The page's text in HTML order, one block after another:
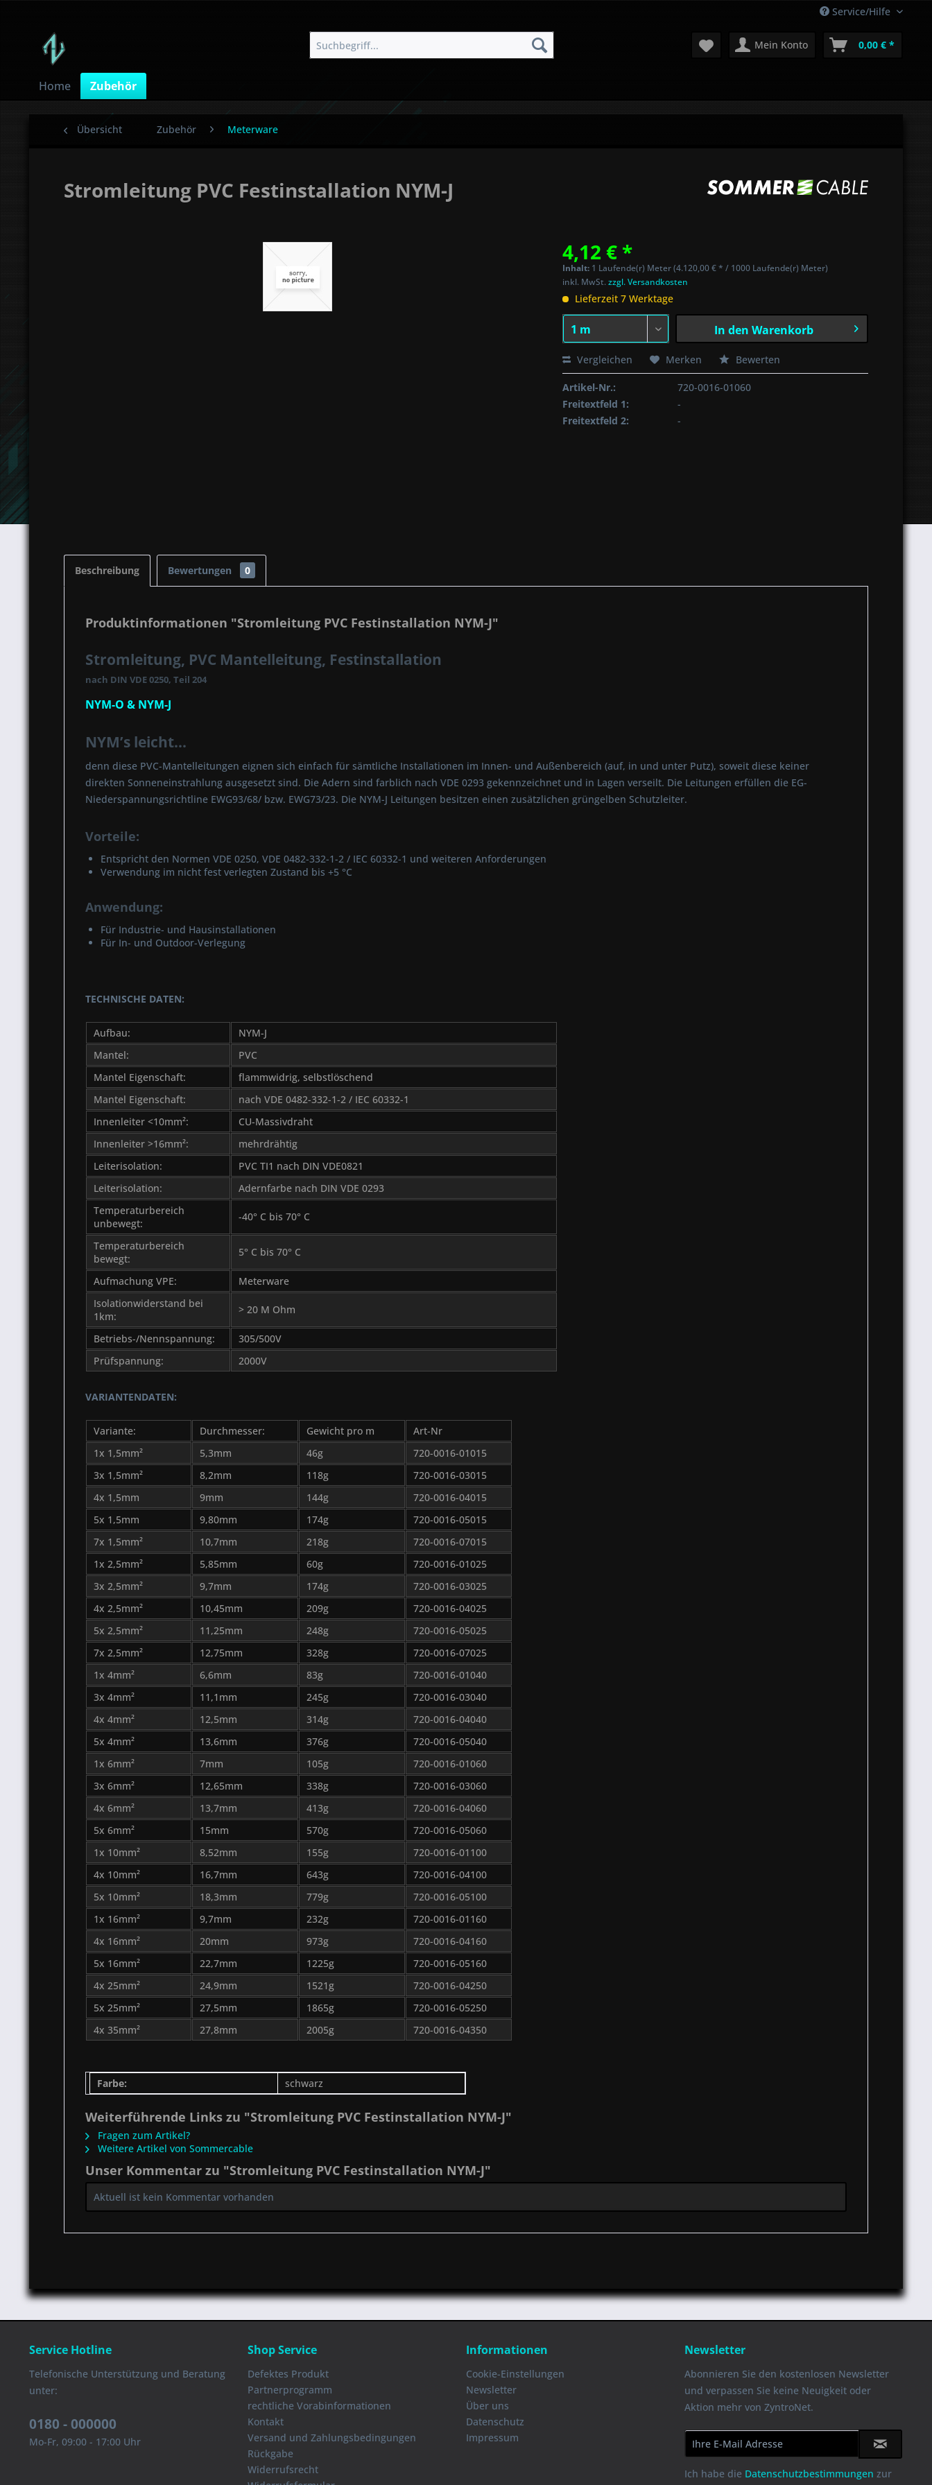
Service/Hilfe
Mein Konto 0,00 € *
Home Zubehör
Übersicht Zubehör Meterware
Stromleitung PVC Festinstallation NYM-J
4,12 € *
Inhalt: 1 Laufende(r) Meter (4.120,00 € * / 1000 Laufende(r) Meter)
inkl. MwSt.zzgl. Versandkosten
Lieferzeit 7 Werktage
In den Warenkorb
Vergleichen Merken Bewerten
Artikel-Nr.:
720-0016-01060
Freitextfeld 1:
-
Freitextfeld 2:
-
Beschreibung Bewertungen 0
Produktinformationen "Stromleitung PVC Festinstallation NYM-J"
Stromleitung, PVC Mantelleitung, Festinstallation
nach DIN VDE 0250, Teil 204
NYM-O & NYM-J
NYM’s leicht...
denn diese PVC-Mantelleitungen eignen sich einfach für sämtliche Installationen im Innen- und Außenbereich (auf, in und unter Putz), soweit diese keiner
direkten Sonneneinstrahlung ausgesetzt sind. Die Adern sind farblich nach VDE 0293 gekennzeichnet und in Lagen verseilt. Die Leitungen erfüllen die EG-
Niederspannungsrichtline EWG93/68/ bzw. EWG73/23. Die NYM-J Leitungen besitzen einen zusätzlichen grüngelben Schutzleiter.
Vorteile:
Entspricht den Normen VDE 0250, VDE 0482-332-1-2 / IEC 60332-1 und weiteren Anforderungen
Verwendung im nicht fest verlegten Zustand bis +5 °C
Anwendung:
Für Industrie- und Hausinstallationen
Für In- und Outdoor-Verlegung
TECHNISCHE DATEN:
Aufbau:
NYM-J
Mantel:
PVC
Mantel Eigenschaft:
flammwidrig, selbstlöschend
Mantel Eigenschaft:
nach VDE 0482-332-1-2 / IEC 60332-1
Innenleiter <10mm²:
CU-Massivdraht
Innenleiter >16mm²:
mehrdrähtig
Leiterisolation:
PVC TI1 nach DIN VDE0821
Leiterisolation:
Adernfarbe nach DIN VDE 0293
Temperaturbereich
unbewegt:
-40° C bis 70° C
Temperaturbereich
bewegt:
5° C bis 70° C
Aufmachung VPE:
Meterware
Isolationwiderstand bei
1km:
> 20 M Ohm
Betriebs-/Nennspannung:
305/500V
Prüfspannung:
2000V
VARIANTENDATEN:
Variante: Durchmesser: Gewicht pro m
Art-Nr
1x 1,5mm²
5,3mm 46g
720-0016-01015
3x 1,5mm²
8,2mm 118g
720-0016-03015
4x 1,5mm
9mm 144g
720-0016-04015
5x 1,5mm
9,80mm 174g
720-0016-05015
7x 1,5mm²
10,7mm 218g
720-0016-07015
1x 2,5mm²
5,85mm 60g
720-0016-01025
3x 2,5mm²
9,7mm 174g
720-0016-03025
4x 2,5mm²
10,45mm 209g
720-0016-04025
5x 2,5mm²
11,25mm 248g
720-0016-05025
7x 2,5mm²
12,75mm 328g
720-0016-07025
1x 4mm²
6,6mm 83g
720-0016-01040
3x 4mm²
11,1mm 245g
720-0016-03040
4x 4mm²
12,5mm 314g
720-0016-04040
5x 4mm²
13,6mm 376g
720-0016-05040
1x 6mm²
7mm 105g
720-0016-01060
3x 6mm²
12,65mm 338g
720-0016-03060
4x 6mm²
13,7mm 413g
720-0016-04060
5x 6mm²
15mm 570g
720-0016-05060
1x 10mm²
8,52mm 155g
720-0016-01100
4x 10mm²
16,7mm 643g
720-0016-04100
5x 10mm²
18,3mm 779g
720-0016-05100
1x 16mm²
9,7mm 232g
720-0016-01160
4x 16mm²
20mm 973g
720-0016-04160
5x 16mm²
22,7mm 1225g
720-0016-05160
4x 25mm²
24,9mm 1521g
720-0016-04250
5x 25mm²
27,5mm 1865g
720-0016-05250
4x 35mm²
27,8mm 2005g 720-0016-04350
Farbe: schwarz
Weiterführende Links zu "Stromleitung PVC Festinstallation NYM-J"
Fragen zum Artikel?
Weitere Artikel von Sommercable
Unser Kommentar zu "Stromleitung PVC Festinstallation NYM-J"
Aktuell ist kein Kommentar vorhanden
Service Hotline
Telefonische Unterstützung und Beratung
unter:
0180 - 000000
Mo-Fr, 09:00 - 17:00 Uhr
Shop Service
Defektes Produkt
Partnerprogramm
rechtliche Vorabinformationen
Kontakt
Versand und Zahlungsbedingungen
Rückgabe
Widerrufsrecht
Informationen
Cookie-Einstellungen
Newsletter
Über uns
Datenschutz
Impressum
Newsletter
Abonnieren Sie den kostenlosen Newsletter
und verpassen Sie keine Neuigkeit oder
Aktion mehr von ZyntroNet.
Ich habe die Datenschutzbestimmungen zur